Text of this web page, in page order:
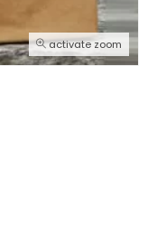
activate zoom